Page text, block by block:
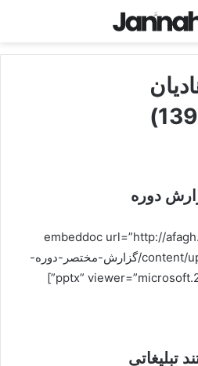
دوره
[embeddoc url=”http://
content/uploads/sites/2/2021/09/گزارش-مختصر-دوره-
تبلیغاتی